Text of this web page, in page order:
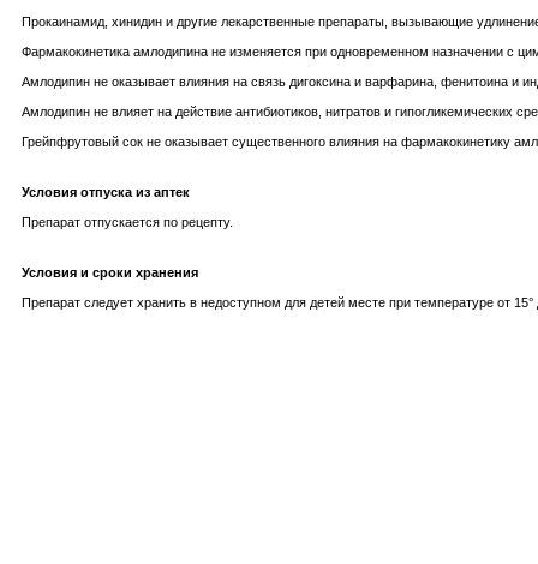
Прокаинамид, хинидин и другие лекарственные препараты, вызывающие
Фармакокинетика амлодипина не изменяется при одновременном назначении с
Амлодипин не оказывает влияния на связь дигоксина и варфарина, фенитоина
Амлодипин не влияет на действие антибиотиков, нитратов и гипогликемических
Грейпфрутовый сок не оказывает существенного влияния на фармакокинетику
Условия отпуска из аптек
Препарат отпускается по рецепту.
Условия и сроки хранения
Препарат следует хранить в недоступном для детей месте при температуре от